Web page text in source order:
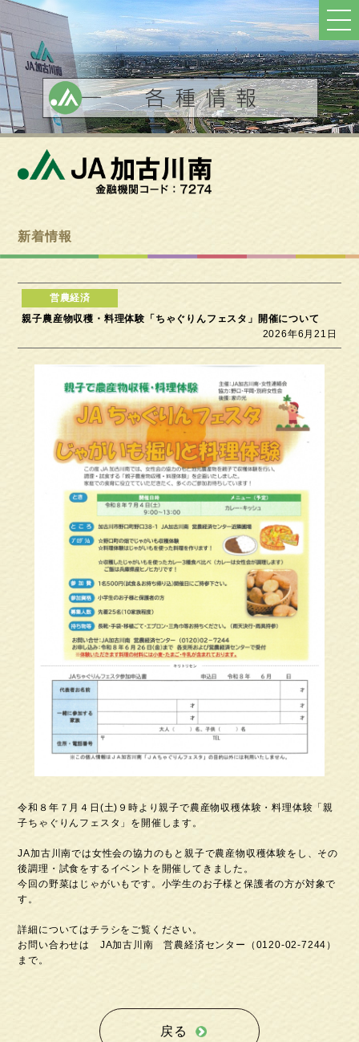
新着情報
親子農産物収穫・料理体験「ちゃぐりんフェスタ」開催について
2026年6月21日
令和８年７月４日(土)９時より親子で農産物収穫体験・料理体験「親
子ちゃぐりんフェスタ」を開催します。
JA加古川南では女性会の協力のもと親子で農産物収穫体験をし、その
後調理・試食をするイベントを開催してきました。
今回の野菜はじゃがいもです。小学生のお子様と保護者の方が対象で
す。
詳細についてはチラシをご覧ください。
お問い合わせは JA加古川南 営農経済センター（0120-02-7244）
まで。
戻る